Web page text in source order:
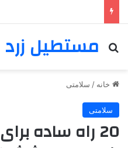
مستطیل زرد
خانه / سلامتی
سلامتی
20 راه ساده